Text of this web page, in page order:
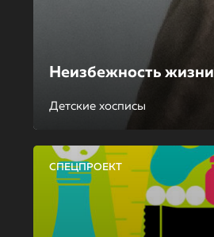
Неизбежность жизни
Детские хосписы
СПЕЦПРОЕКТ